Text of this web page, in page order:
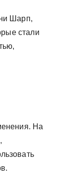
Шарп,
стали
На